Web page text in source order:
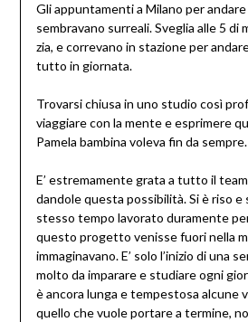
Gli appuntamenti a Milano per
sembravano surreali. Sveglia alle 5 di
zia, e correvano in stazione per
tutto in giornata.
Trovarsi chiusa in uno studio così
viaggiare con la mente e esprimere
Pamela bambina voleva fin da sempre.
E’ estremamente grata a tutto il
dandole questa possibilità. Si è riso e
stesso tempo lavorato duramente
questo progetto venisse fuori nella
immaginavano. E’ solo l’inizio di una
molto da imparare e studiare ogni
è ancora lunga e tempestosa alcune
quello che vuole portare a termine,